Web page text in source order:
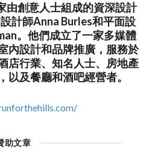
由創意人士組成的資深設計
計師Anna Burles和平面設
。他們成立了一家多媒體
內設計和品牌推廣，服務於
店行業、知名人士、房地產
以及餐廳和酒吧經營者。
助文章